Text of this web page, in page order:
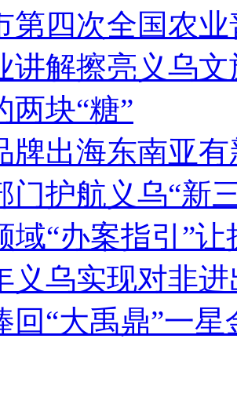
第四次全国农
讲解擦亮义乌
两块“糖”
牌出海东南亚
门护航义乌“新
域“办案指引”
义乌实现对非
回“大禹鼎”一星